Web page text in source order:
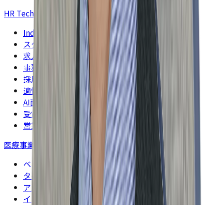
HR Tech事業
Indeed（インディード）運用代行・ 代理店事業
スタンバイ運用代行事業
求人ボックス運用代行事業
事務代行事業
採用管理ツール事業（rakusai）
適性診断サービス事業
AI面接事業（HRmax）
受電代行事業
営業代行事業
医療事業
ベトナム（ホーチミン・ハノイ）クリニック
タイ（バンコク）クリニック
アメリカ（ニューヨーク）クリニック
インドネシア（ジャカルタ）クリニック